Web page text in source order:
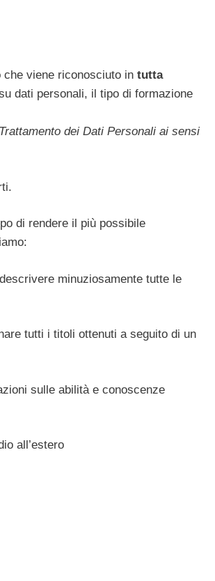
viene riconosciuto in tutta
dati personali, il tipo di formazione
dei Dati Personali ai sensi
di rendere il più possibile
minuziosamente tutte le
tutti i titoli ottenuti a seguito di un
sulle abilità e conoscenze
all’estero